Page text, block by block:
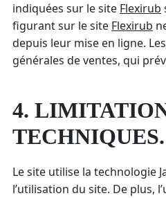
indiquées sur le site Flexirub
figurant sur le site Flexirub
depuis leur mise en ligne.
générales de ventes, qui
4.
TECHNIQUES.
Le site utilise la technologie
l’utilisation du site. De plus,